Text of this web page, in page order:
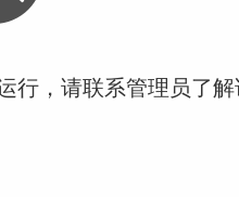
行，请联系管理员了